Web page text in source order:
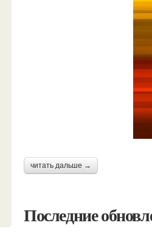
читать дальше →
Последние